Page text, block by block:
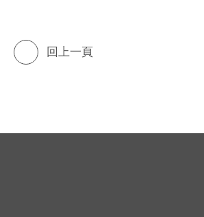
回上一頁